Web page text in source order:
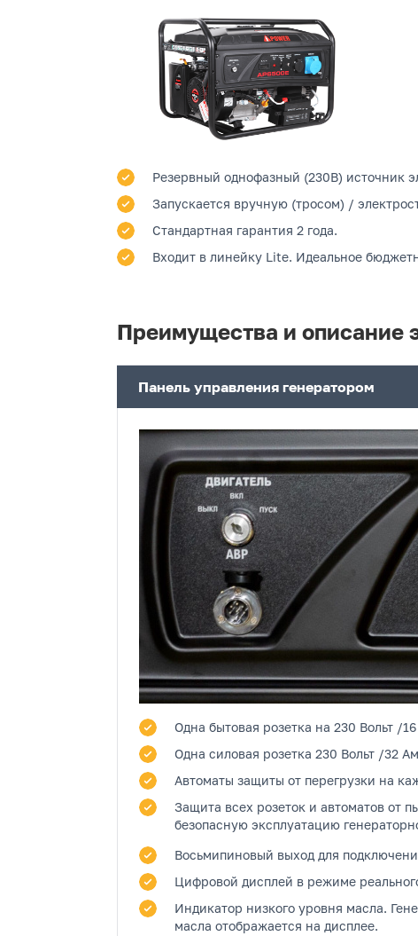
Резервный однофазный (230В) источник
Запускается вручную (тросом) /
Стандартная гарантия 2 года.
Входит в линейку Lite. Идеальное
Преимущества и описание
Панель управления генератором
Одна бытовая розетка на 230 Вольт /
Одна силовая розетка 230 Вольт /32
Автоматы защиты от перегрузки на
Защита всех розеток и автоматов от
безопасную эксплуатацию
Восьмипиновый выход для
Цифровой дисплей в режиме
Индикатор низкого уровня масла.
масла отображается на дисплее.